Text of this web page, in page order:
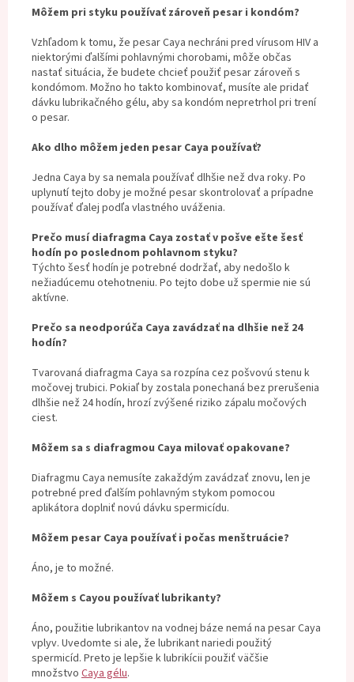
Môžem pri styku používať zároveň pesar i kondóm?
Vzhľadom k tomu, že pesar Caya nechráni pred vírusom HIV a
niektorými ďalšími pohlavnými chorobami, môže občas
nastať situácia, že budete chcieť použiť pesar zároveň s
kondómom. Možno ho takto kombinovať, musíte ale pridať
dávku lubrikačného gélu, aby sa kondóm nepretrhol pri trení
o pesar.
Ako dlho môžem jeden pesar Caya používať?
Jedna Caya by sa nemala používať dlhšie než dva roky. Po
uplynutí tejto doby je možné pesar skontrolovať a prípadne
používať ďalej podľa vlastného uváženia.
Prečo musí diafragma Caya zostať v pošve ešte šesť
hodín po poslednom pohlavnom styku?
Týchto šesť hodín je potrebné dodržať, aby nedošlo k
nežiadúcemu otehotneniu. Po tejto dobe už spermie nie sú
aktívne.
Prečo sa neodporúča Caya zavádzať na dlhšie než 24
hodín?
Tvarovaná diafragma Caya sa rozpína cez pošvovú stenu k
močovej trubici. Pokiaľ by zostala ponechaná bez prerušenia
dlhšie než 24 hodín, hrozí zvýšené riziko zápalu močových
ciest.
Môžem sa s diafragmou Caya milovať opakovane?
Diafragmu Caya nemusíte zakaždým zavádzať znovu, len je
potrebné pred ďalším pohlavným stykom pomocou
aplikátora doplniť novú dávku spermicídu.
Môžem pesar Caya používať i počas menštruácie?
Áno, je to možné.
Môžem s Cayou používať lubrikanty?
Áno, použitie lubrikantov na vodnej báze nemá na pesar Caya
vplyv. Uvedomte si ale, že lubrikant nariedi použitý
spermicíd. Preto je lepšie k lubrikícii použiť väčšie
množstvo Caya gélu.